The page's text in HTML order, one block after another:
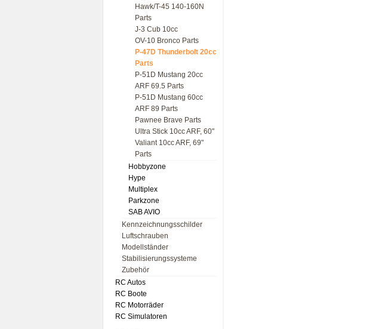
Hawk/T-45 140-160N
Parts
J-3 Cub 10cc
OV-10 Bronco Parts
P-47D Thunderbolt 20cc
Parts
P-51D Mustang 20cc
ARF 69.5 Parts
P-51D Mustang 60cc
ARF 89 Parts
Pawnee Brave Parts
Ultra Stick 10cc ARF, 60"
Valiant 10cc ARF, 69"
Parts
Hobbyzone
Hype
Multiplex
Parkzone
SAB AVIO
Kennzeichnungsschilder
Luftschrauben
Modellständer
Stabilisierungssysteme
Zubehör
RC Autos
RC Boote
RC Motorräder
RC Simulatoren